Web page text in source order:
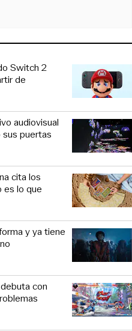
Switch 2
de
audiovisual
puertas
cita los
lo que
y ya tiene
con